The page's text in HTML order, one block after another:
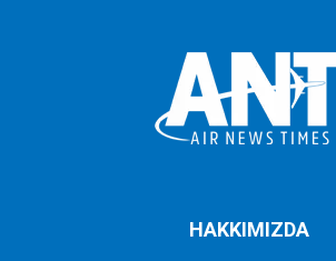
HAKKIMIZDA